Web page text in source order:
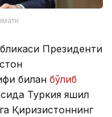
Президенти
билан бўлиб
Туркия яшил
Қирғизистоннинг